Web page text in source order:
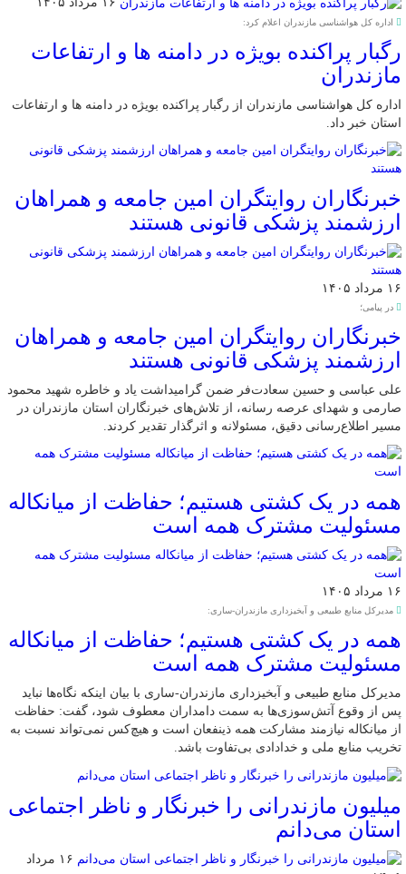
اداره کل هواشناسی مازندران اعلام کرد:
رگبار پراکنده بویژه در دامنه ها و ارتفاعات
مازندران
اداره کل هواشناسی مازندران از رگبار پراکنده بویژه در دامنه ها و ارتفاعات
استان خبر داد.
خبرنگاران روایتگران امین جامعه و همراهان
ارزشمند پزشکی قانونی هستند
۱۶ مرداد ۱۴۰۵
در پیامی؛
خبرنگاران روایتگران امین جامعه و همراهان
ارزشمند پزشکی قانونی هستند
علی عباسی و حسین سعادت‌فر ضمن گرامیداشت یاد و خاطره شهید محمود
صارمی و شهدای عرصه رسانه، از تلاش‌های خبرنگاران استان مازندران در
مسیر اطلاع‌رسانی دقیق، مسئولانه و اثرگذار تقدیر کردند.
همه در یک کشتی هستیم؛ حفاظت از میانکاله
مسئولیت مشترک همه است
۱۶ مرداد ۱۴۰۵
مدیرکل منابع طبیعی و آبخیزداری مازندران-ساری:
همه در یک کشتی هستیم؛ حفاظت از میانکاله
مسئولیت مشترک همه است
مدیرکل منابع طبیعی و آبخیزداری مازندران-ساری با بیان اینکه نگاه‌ها نباید
پس از وقوع آتش‌سوزی‌ها به سمت دامداران معطوف شود، گفت: حفاظت
از میانکاله نیازمند مشارکت همه ذینفعان است و هیچ‌کس نمی‌تواند نسبت به
تخریب منابع ملی و خدادادی بی‌تفاوت باشد.
میلیون مازندرانی را خبرنگار و ناظر اجتماعی
استان می‌دانم
۱۶ مرداد